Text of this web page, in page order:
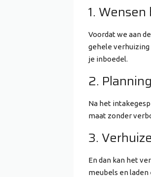
1.
Voordat we aan
gehele
je inboedel.
2.
Na het
maat zonder
3.
En dan kan het
meubels en laden